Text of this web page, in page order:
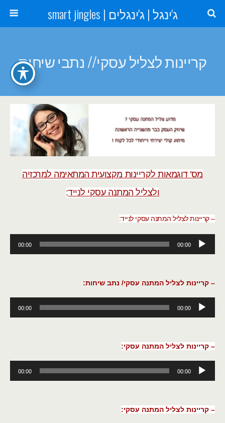
ג'ינגל | ג'ינגלים | smart jingles
קריינות לצליל עסקי// נתבי שיחות
מס' דוגמאות לקריינות מקצועית המתאימה למרכזיה
ולצליל המתנה עסקי לנייד:
– קריינות לצליל המתנה עסקי לנייד:
אודיו
00:00
00:00
– קריינות לצליל המתנה עסקי/ נתב שיחות:
אודיו
00:00
00:00
– קריינות לצליל המתנה עסקי:
אודיו
00:00
00:00
– קריינות לצליל המתנה עסקי: